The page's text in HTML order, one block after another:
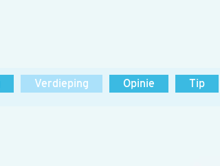
Verdieping Opinie Tip